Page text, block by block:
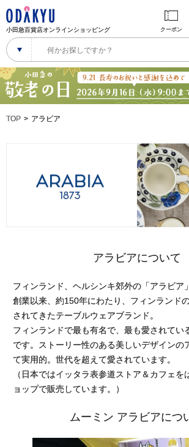
小田急百貨店オンラインショッピング クーポン
TOP アラビア
アラビアについて
フィンランド、ヘルシンキ郊外の「アラビア
創業以来、約150年にわたり、フィンランド
されてきたテーブルウェアブランド。
フィンランドで最も有名で、最も愛されてい
です。ストーリー性のある美しいデザインの
て実用的。世代を超えて愛されています。
（日本ではイッタラ表参道ストア＆カフェを
ョップで販売しています。）
ムーミン アラビアにつ